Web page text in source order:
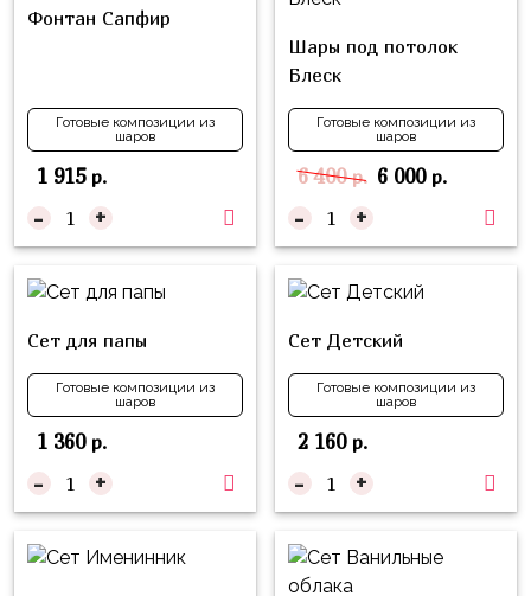
Фонтан Сапфир
Готовые композиции из
шаров
1 915р.
- +
Шары под потолок
Блеск
Готовые композиции из
шаров
6 400р. 6 000р.
- +
Сет для папы
Готовые композиции из
шаров
1 360р.
- +
Сет Детский
Готовые композиции из
шаров
2 160р.
- +
шар
Буквы
Товары
для
праздника
Бумажный
декор
Колпачки,
Гудки
Принцессы
Минни
Спорт
Мамы,
Для
Папы,
Гарри
Поттер
Космос
Единороги